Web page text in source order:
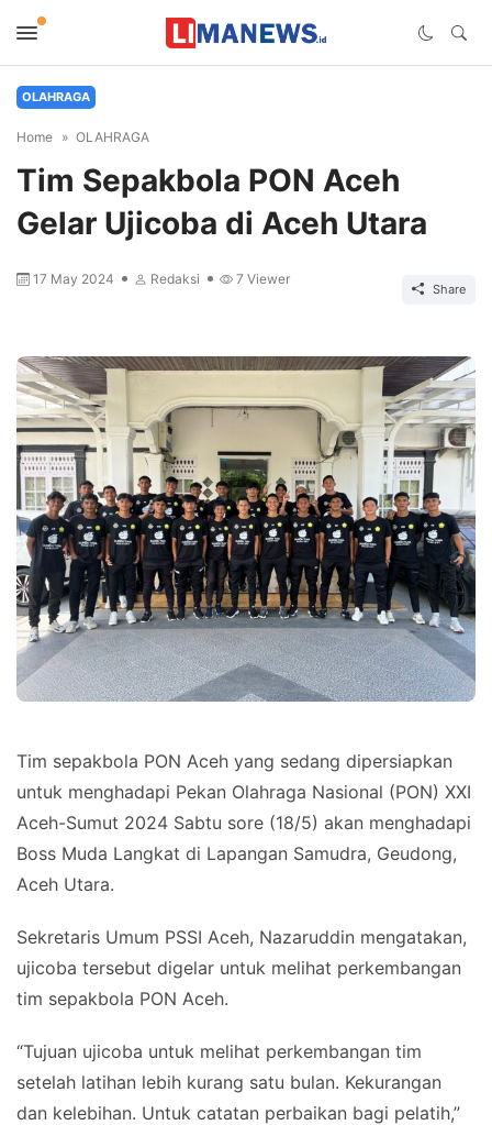
OLAHRAGA
Home OLAHRAGA
Tim Sepakbola PON Aceh
Gelar Ujicoba di Aceh Utara
17 May 2024 Redaksi 7 Viewer
Share
Tim sepakbola PON Aceh yang sedang dipersiapkan
untuk menghadapi Pekan Olahraga Nasional (PON) XXI
Aceh-Sumut 2024 Sabtu sore (18/5) akan menghadapi
Boss Muda Langkat di Lapangan Samudra, Geudong,
Aceh Utara.
Sekretaris Umum PSSI Aceh, Nazaruddin mengatakan,
ujicoba tersebut digelar untuk melihat perkembangan
tim sepakbola PON Aceh.
“Tujuan ujicoba untuk melihat perkembangan tim
setelah latihan lebih kurang satu bulan. Kekurangan
dan kelebihan. Untuk catatan perbaikan bagi pelatih,”